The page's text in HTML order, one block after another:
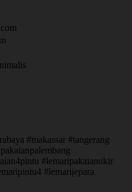
#makassar #tangerang
#lemaripakaianukir
#lemarijepara